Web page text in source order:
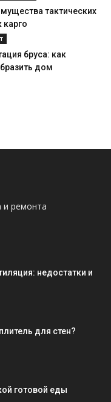
тактических
карго
бруса: как
дом
и ремонта
недостатки и
для стен?
готовой еды